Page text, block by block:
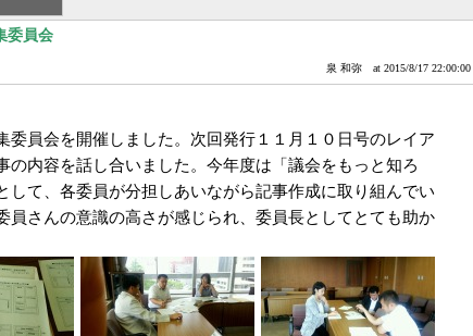
委員会
泉 和弥 at 2015/8/17 22:00:00
委員会を開催しました。次回発行１１月１０日号のレイア
の内容を話し合いました。今年度は「議会をもっと知ろ
して、各委員が分担しあいながら記事作成に取り組んでい
員さんの意識の高さが感じられ、委員長としてとても助か